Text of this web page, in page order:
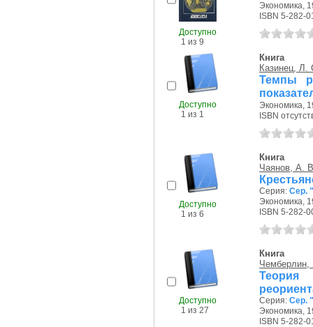
Доступно
1 из 9
Экономика,
ISBN 5-282-
Доступно
1 из 1
Книга
Казинец, Л.
Темпы
Экономика,
ISBN
Доступно
1 из 6
Книга
Чаянов, А.
Серия: Сер.
Экономика,
ISBN 5-282-
Доступно
1 из 27
Книга
Чемберлин,
Серия: Сер.
Экономика,
ISBN 5-282-